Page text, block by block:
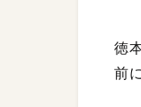
徳
前